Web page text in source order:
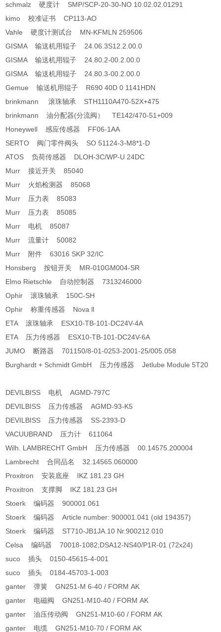
schmalz 硬度计 SMP/SCP-20-30-NO 10.02.02.01291
kimo 校准证书 CP113-AO
Vahle 硬度计测试台 MN-KFMLN 259506
GISMA 输送机用辊子 24.06.3S12.2.00.0
GISMA 输送机用辊子 24.80.2-00.2.00.0
GISMA 输送机用辊子 24.80.3-00.2.00.0
Gemue 输送机用辊子 R690 40D 0 1141HDN
brinkmann 滚珠轴承 STH1110A470-52X+475
brinkmann 油分配器(分流阀） TE142/470-51+009
Honeywell 感应传感器 FF06-1AA
SERTO 阀门零件阀头 SO 51124-3-M8*1-D
ATOS 负荷传感器 DLOH-3C/WP-U 24DC
Murr 接近开关 85040
Murr 火焰检测器 85068
Murr 压力表 85083
Murr 压力表 85085
Murr 电机 85087
Murr 流量计 50082
Murr 附件 63016 SKP 32/IC
Honsberg 按钮开关 MR-010GM004-SR
Elmo Rietschle 自动控制器 7313246000
Ophir 滚珠轴承 150C-SH
Ophir 称重传感器 Nova ll
ETA 滚珠轴承 ESX10-TB-101-DC24V-4A
ETA 压力传感器 ESX10-TB-101-DC24V-6A
JUMO 断路器 701150/8-01-0253-2001-25/005.058
Burghardt + Schmidt GmbH 压力传感器 Jetlube Module 5T20
DEVILBISS 电机 AGMD-797C
DEVILBISS 压力传感器 AGMD-93-K5
DEVILBISS 压力传感器 SS-2393-D
VACUUBRAND 压力计 611064
Wilh. LAMBRECHT GmbH 压力传感器 00.14575.200004
Lambrecht 合同品名 32.14565.060000
Proxitron 安装底座 IKZ 181.23 GH
Proxitron 支撑脚 IKZ 181.23 GH
Stoerk 编码器 900001.061
Stoerk 编码器 Article number: 900001.041 (old 194357)
Stoerk 编码器 ST710-JB1JA.10 Nr.900212.010
Celsa 编码器 70018-1082;DSA12-NS40/P1R-01 (72x24)
suco 插头 0150-45615-4-001
suco 插头 0184-45703-1-003
ganter 弹簧 GN251-M 6-40 / FORM AK
ganter 电磁阀 GN251-M10-40 / FORM AK
ganter 油压传动阀 GN251-M10-60 / FORM AK
ganter 电缆 GN251-M10-70 / FORM AK